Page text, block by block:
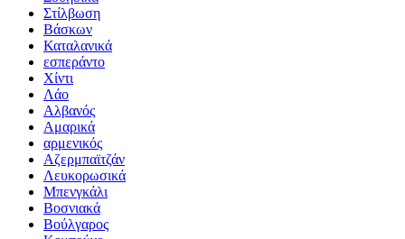
Στίλβωση
Βάσκων
Καταλανικά
εσπεράντο
Χίντι
Λάο
Αλβανός
Αμαρικά
αρμενικός
Αζερμπαϊτζάν
Λευκορωσικά
Μπενγκάλι
Βοσνιακά
Βούλγαρος